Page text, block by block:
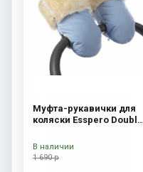
Муфта-рукавички для
коляски Esspero Double
Blue Mountain
1 690 р
В наличии